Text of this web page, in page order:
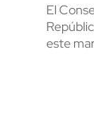
El
este